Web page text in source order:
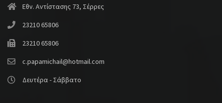
Εθν. Αντίστασης 73, Σέρρες
23210 65806
23210 65806
c.papamichail@hotmail.com
Δευτέρα - Σάββατο